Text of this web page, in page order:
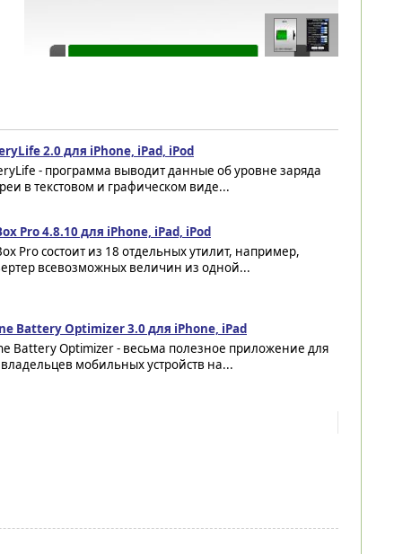
2.0 для iPhone, iPad, iPod
- программа выводит данные об уровне заряда
в текстовом и графическом виде...
Pro 4.8.10 для iPhone, iPad, iPod
Pro состоит из 18 отдельных утилит, например,
всевозможных величин из одной...
Battery Optimizer 3.0 для iPhone, iPad
Battery Optimizer - весьма полезное приложение для
владельцев мобильных устройств на...